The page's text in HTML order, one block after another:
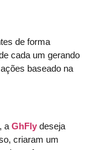
de forma
cada um gerando
baseado na
a GhFly deseja
criaram um